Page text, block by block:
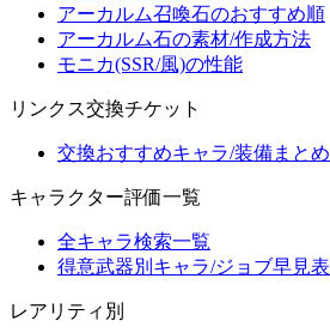
アーカルム召喚石のおすすめ順
アーカルム石の素材/作成方法
モニカ(SSR/風)の性能
リンクス交換チケット
交換おすすめキャラ/装備まとめ
キャラクター評価一覧
全キャラ検索一覧
得意武器別キャラ/ジョブ早見表
レアリティ別